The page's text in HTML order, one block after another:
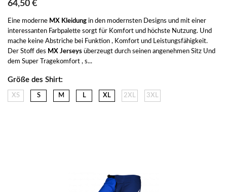
64,50 €
Eine moderne MX Kleidung in den modernsten Designs und mit einer
interessanten Farbpalette sorgt für Komfort und höchste Nutzung. Und
mache keine Abstriche bei Funktion , Komfort und Leistungsfähigkeit.
Der Stoff des MX Jerseys überzeugt durch seinen angenehmen Sitz Und
dem Super Tragekomfort , s...
Größe des Shirt:
XS S M L XL 2XL 3XL